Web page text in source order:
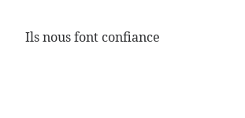
Ils nous font confiance